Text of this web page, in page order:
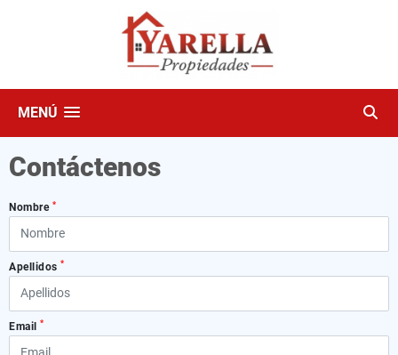
MENÚ
Contáctenos
Nombre *
Apellidos *
Email *